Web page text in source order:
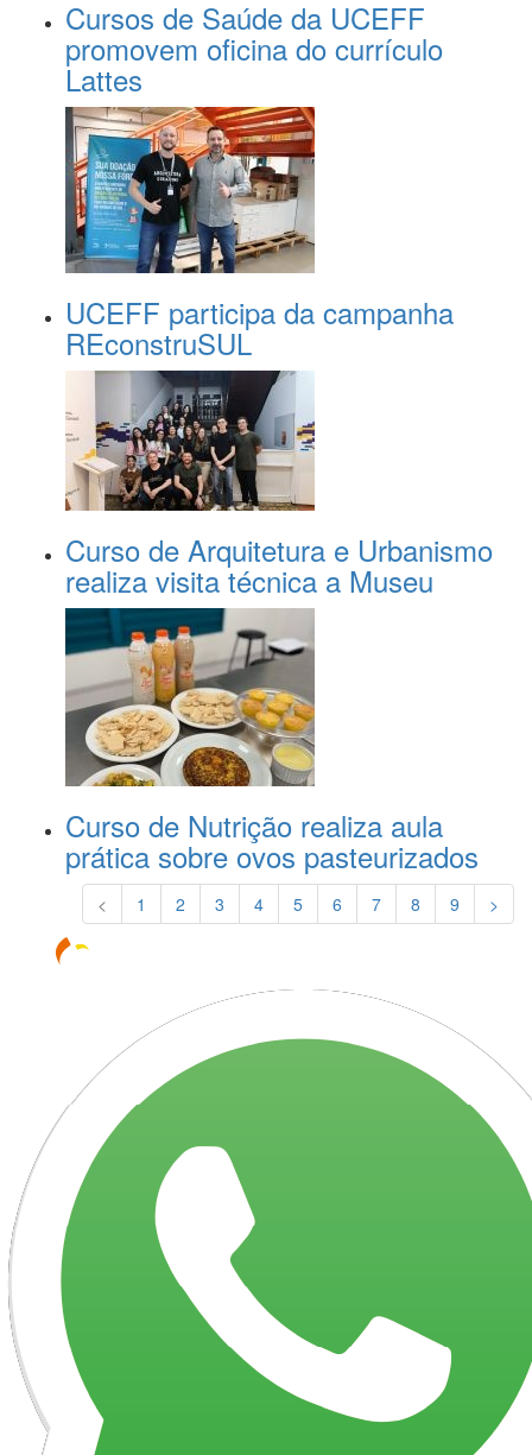
Cursos de Saúde da UCEFF
promovem oficina do currículo
Lattes
UCEFF participa da campanha
REconstruSUL
Curso de Arquitetura e Urbanismo
realiza visita técnica a Museu
Curso de Nutrição realiza aula
prática sobre ovos pasteurizados
< 1 2 3 4 5 6 7 8 9 >